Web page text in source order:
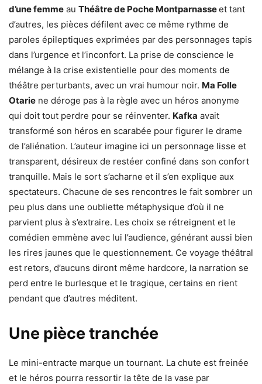
d’une femme au Théâtre de Poche Montparnasseet tant
d’autres, les pièces défilent avec ce même rythme de
paroles épileptiques exprimées par des personnages tapis
dans l’urgence et l’inconfort. La prise de conscience le
mélange à la crise existentielle pour des moments de
théâtre perturbants, avec un vrai humour noir. Ma Folle
Otarie ne déroge pas à la règle avec un héros anonyme
qui doit tout perdre pour se réinventer. Kafka avait
transformé son héros en scarabée pour figurer le drame
de l’aliénation. L’auteur imagine ici un personnage lisse et
transparent, désireux de restéer confiné dans son confort
tranquille. Mais le sort s’acharne et il s’en explique aux
spectateurs. Chacune de ses rencontres le fait sombrer un
peu plus dans une oubliette métaphysique d’où il ne
parvient plus à s’extraire. Les choix se rétreignent et le
comédien emmène avec lui l’audience, générant aussi bien
les rires jaunes que le questionnement. Ce voyage théâtral
est retors, d’aucuns diront même hardcore, la narration se
perd entre le burlesque et le tragique, certains en rient
pendant que d’autres méditent.
Une pièce tranchée
Le mini-entracte marque un tournant. La chute est freinée
et le héros pourra ressortir la tête de la vase par